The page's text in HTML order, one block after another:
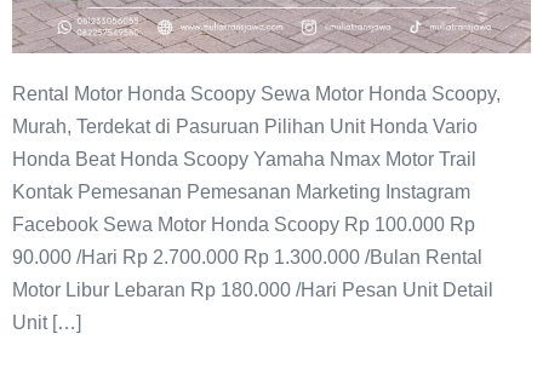
Rental Motor Honda Scoopy Sewa Motor Honda Scoopy,
Murah, Terdekat di Pasuruan Pilihan Unit Honda Vario
Honda Beat Honda Scoopy Yamaha Nmax Motor Trail
Kontak Pemesanan Pemesanan Marketing Instagram
Facebook Sewa Motor Honda Scoopy Rp 100.000 Rp
90.000 /Hari Rp 2.700.000 Rp 1.300.000 /Bulan Rental
Motor Libur Lebaran Rp 180.000 /Hari Pesan Unit Detail
Unit […]